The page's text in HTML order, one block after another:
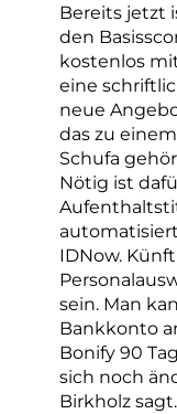
Bereits jetzt
den
kostenlos
eine
neue
das zu
Schufa
Nötig ist
IDNow.
sein. Man
Bankkonto
Bonify 90
sich noch
Birkholz sagt.